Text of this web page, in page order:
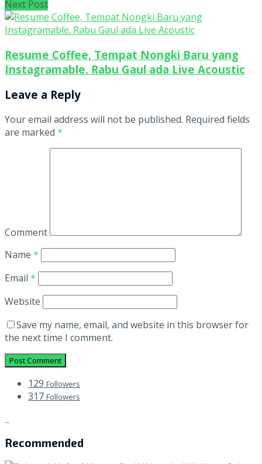
Next Post
Resume Coffee, Tempat Nongki Baru yang
Instagramable. Rabu Gaul ada Live Acoustic
Leave a Reply
Your email address will not be published. Required fields
are marked *
Comment
Name *
Email *
Website
Save my name, email, and website in this browser for
the next time I comment.
129 Followers
317 Followers
Recommended